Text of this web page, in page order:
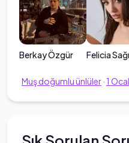
Berkay Özgür Felicia
Muşdoğumlu ünlüler· 1